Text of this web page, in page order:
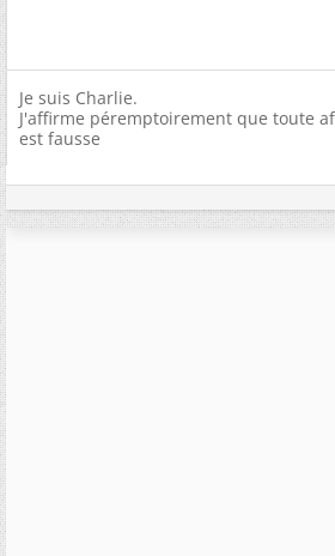
Je suis Charlie.
J'affirme péremptoirement que toute
est fausse